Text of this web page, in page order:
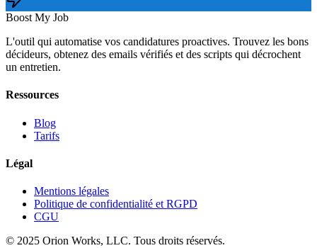
Boost My Job
L'outil qui automatise vos candidatures proactives. Trouvez les bons
décideurs, obtenez des emails vérifiés et des scripts qui décrochent
un entretien.
Ressources
Blog
Tarifs
Légal
Mentions légales
Politique de confidentialité et RGPD
CGU
© 2025 Orion Works, LLC. Tous droits réservés.